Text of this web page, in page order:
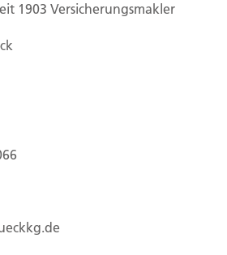
1903 Versicherungsmakler